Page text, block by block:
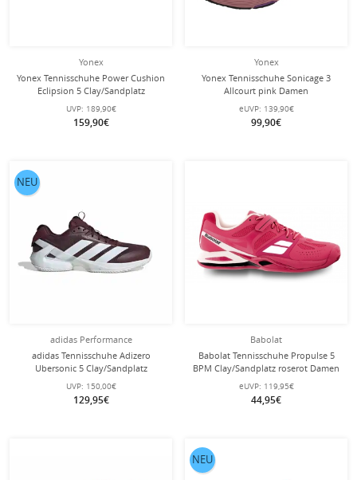
Yonex
Yonex Tennisschuhe Power Cushion
Eclipsion 5 Clay/Sandplatz
(Stabilität) 2026 rubinrot Herren
UVP: 189,90€
159,90€
Yonex
Yonex Tennisschuhe Sonicage 3
Allcourt pink Damen
eUVP: 139,90€
99,90€
adidas Performance
adidas Tennisschuhe Adizero
Ubersonic 5 Clay/Sandplatz
burgund Herren
UVP: 150,00€
129,95€
NEU
Babolat
Babolat Tennisschuhe Propulse 5
BPM Clay/Sandplatz roserot Damen
(Gr. 38)
eUVP: 119,95€
44,95€
NEU